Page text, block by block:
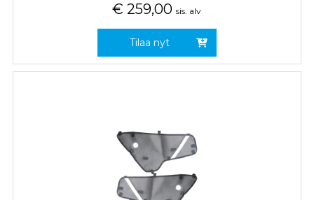
€ 259,00 sis. alv
Tilaa nyt